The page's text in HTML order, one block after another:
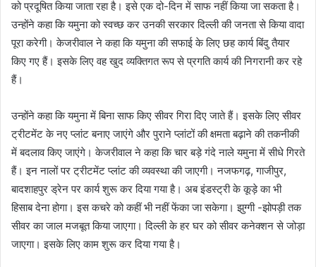
को प्रदूषित किया जाता रहा है। इसे एक दो-दिन में साफ नहीं किया जा सकता है।
उन्होंने कहा कि यमुना को स्वच्छ कर उनकी सरकार दिल्ली की जनता से किया वादा
पूरा करेगी। केजरीवाल ने कहा कि यमुना की सफाई के लिए छह कार्य बिंदु तैयार
किए गए हैं। इसके लिए वह खुद व्यक्तिगत रूप से प्रगति कार्य की निगरानी कर रहे
हैं।
उन्होंने कहा कि यमुना में बिना साफ किए सीवर गिरा दिए जाते हैं। इसके लिए सीवर
ट्रीटमेंट के नए प्लांट बनाए जाएंगे और पुराने प्लांटों की क्षमता बढ़ाने की तकनीकी
में बदलाव किए जाएंगे। केजरीवाल ने कहा कि चार बड़े गंदे नाले यमुना में सीधे गिरते
हैं। इन नालों पर ट्रीटमेंट प्लांट की व्यवस्था की जाएगी। नजफगढ़, गाजीपुर,
बादशाहपुर ड्रेन पर कार्य शुरू कर दिया गया है। अब इंडस्ट्री के कूड़े का भी
हिसाब देना होगा। इस कचरे को कहीं भी नहीं फेंका जा सकेगा। झुग्गी -झोपड़ी तक
सीवर का जाल मजबूत किया जाएगा। दिल्ली के हर घर को सीवर कनेक्शन से जोड़ा
जाएगा। इसके लिए काम शुरू कर दिया गया है।